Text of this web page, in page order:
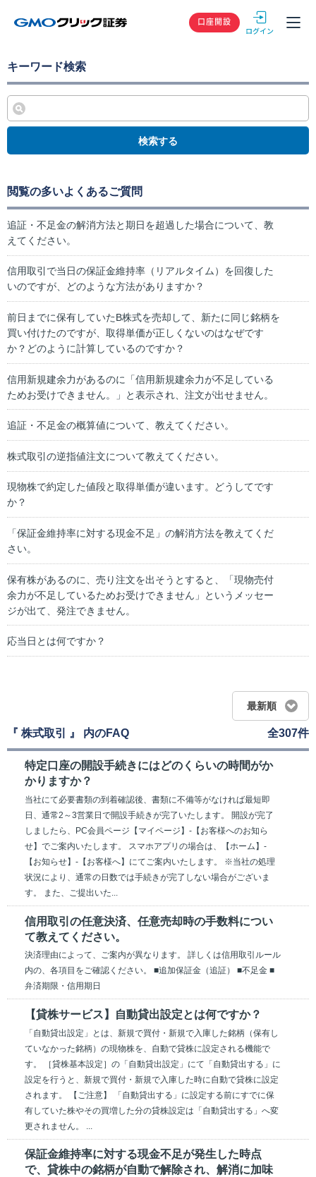
GMOクリック
口座開設
キーワード検索
検索する
閲覧の多いよくあるご質問
追証・不足金の解消方法と期日を超過した場合について、教
えてください。
信用取引で当日の保証金維持率（リアルタイム）を回復した
いのですが、どのような方法がありますか？
前日までに保有していたB株式を売却して、新たに同じ銘柄を
買い付けたのですが、取得単価が正しくないのはなぜです
か？どのように計算しているのですか？
信用新規建余力があるのに「信用新規建余力が不足している
ためお受けできません。」と表示され、注文が出せません。
追証・不足金の概算値について、教えてください。
株式取引の逆指値注文について教えてください。
現物株で約定した値段と取得単価が違います。どうしてです
か？
「保証金維持率に対する現金不足」の解消方法を教えてくだ
さい。
保有株があるのに、売り注文を出そうとすると、「現物売付
余力が不足しているためお受けできません」というメッセー
ジが出て、発注できません。
応当日とは何ですか？
最新順
『 株式取引 』 内のFAQ 全307件
特定口座の開設手続きにはどのくらいの時間がか
かりますか？
当社にて必要書類の到着確認後、書類に不備等がなければ最短即
日、通常2～3営業日で開設手続きが完了いたします。 開設が完了
しましたら、PC会員ページ【マイページ】-【お客様へのお知ら
せ】でご案内いたします。 スマホアプリの場合は、【ホーム】-
【お知らせ】-【お客様へ】にてご案内いたします。 ※当社の処理
状況により、通常の日数では手続きが完了しない場合がございま
す。 また、ご提出いた...
信用取引の任意決済、任意売却時の手数料につい
て教えてください。
決済理由によって、ご案内が異なります。 詳しくは信用取引ルール
内の、各項目をご確認ください。 ■追加保証金（追証） ■不足金 ■
弁済期限・信用期日
【貸株サービス】自動貸出設定とは何ですか？
「自動貸出設定」とは、新規で買付・新規で入庫した銘柄（保有し
ていなかった銘柄）の現物株を、自動で貸株に設定される機能で
す。 ［貸株基本設定］の「自動貸出設定」にて「自動貸出する」に
設定を行うと、新規で買付・新規で入庫した時に自動で貸株に設定
されます。 【ご注意】 「自動貸出する」に設定する前にすでに保
有していた株やその買増した分の貸株設定は「自動貸出する」へ変
更されません。 ...
保証金維持率に対する現金不足が発生した時点
で、貸株中の銘柄が自動で解除され、解消に加味